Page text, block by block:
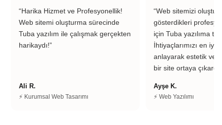
“Harika Hizmet ve Profesyonellik!
Web sitemi oluşturma sürecinde
Tuba yazılım ile çalışmak gerçekten
harikaydı!”
Ali R.
⚡ Kurumsal Web Tasarımı
“Web sitemizi
gösterdikleri
için Tuba yazılıma
İhtiyaçlarımızı en iyi
anlayarak estetik ve
bir site ortaya
Ayşe K.
⚡ Web Yazılımı